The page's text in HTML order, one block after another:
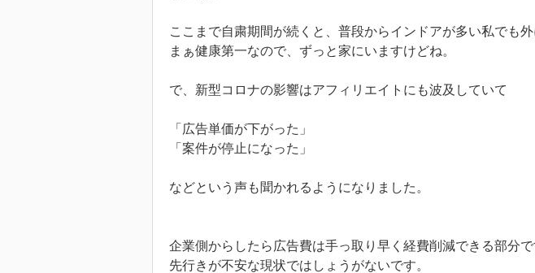
ここまで自粛期間が続くと、普段からインドアが多い私でも外
まぁ健康第一なので、ずっと家にいますけどね。
で、新型コロナの影響はアフィリエイトにも波及していて
「広告単価が下がった」
「案件が停止になった」
などという声も聞かれるようになりました。
企業側からしたら広告費は手っ取り早く経費削減できる部分で
先行きが不安な現状ではしょうがないです。